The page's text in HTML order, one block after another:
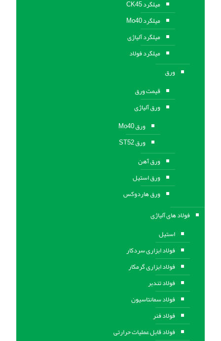
میلگرد CK45
میلگرد Mo40
میلگرد آلیاژی
میلگرد فولاد
ورق
قیمت ورق
ورق آلیاژی
ورق Mo40
ورق ST52
ورق آهن
ورق استيل
ورق هاردوکس
فولاد های آلیاژی
استیل
فولاد ابزاری سردکار
فولاد ابزاری گرمکار
فولاد تندبر
فولاد سمانتاسیون
فولاد فنر
فولاد قابل عملیات حرارتی